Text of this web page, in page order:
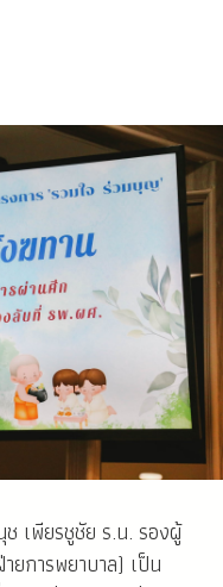
เพียรชูชัย ร.น. รองผู้
ยการพยาบาล) เป็น